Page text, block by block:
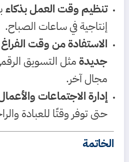
تنظيم وقت العمل بذكاء
إنتاجية في ساعات الصباح.
الاستفادة من وقت
جديدةمثل التسويق
مجال آخر.
إدارة الاجتماعات
حتى توفر وقتًا للعبادة
الخاتمة